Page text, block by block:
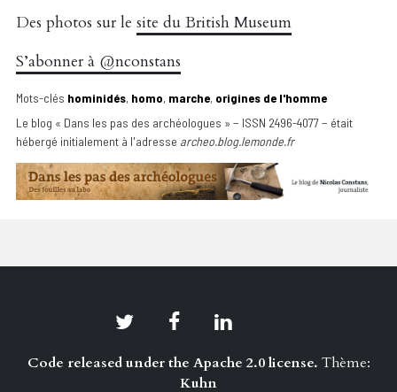
Des photos sur le site du British Museum
S’abonner à @nconstans
Mots-clés hominidés, homo, marche, origines de l'homme
Le blog « Dans les pas des archéologues » − ISSN 2496-4077 − était
hébergé initialement à l'adresse archeo.blog.lemonde.fr
Code released under the Apache 2.0 license. Thème:
Kuhn